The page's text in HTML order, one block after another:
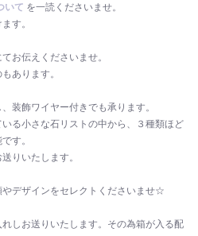
いて を一読くださいませ。
す。
お伝えくださいませ。
あります。
装飾ワイヤー付きでも承ります。
る小さな石リストの中から、３種類ほど
す。
りいたします。
デザインをセレクトくださいませ☆
しお送りいたします。その為箱が入る配